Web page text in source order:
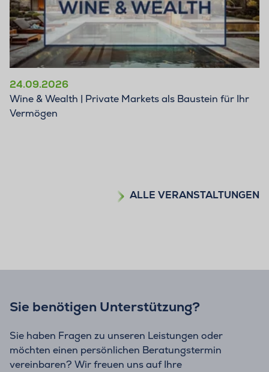
24.09.2026
Wine & Wealth | Private Markets als Baustein für Ihr
Vermögen
ALLE VERANSTALTUNGEN
Sie benötigen Unterstützung?
Sie haben Fragen zu unseren Leistungen oder
möchten einen persönlichen Beratungstermin
vereinbaren? Wir freuen uns auf Ihre